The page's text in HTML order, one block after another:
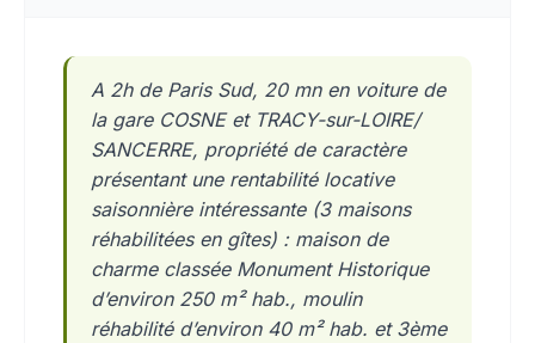
A 2h de Paris Sud, 20 mn en voiture de
la gare COSNE et TRACY-sur-LOIRE/
SANCERRE, propriété de caractère
présentant une rentabilité locative
saisonnière intéressante (3 maisons
réhabilitées en gîtes) : maison de
charme classée Monument Historique
d’environ 250 m² hab., moulin
réhabilité d’environ 40 m² hab. et 3ème